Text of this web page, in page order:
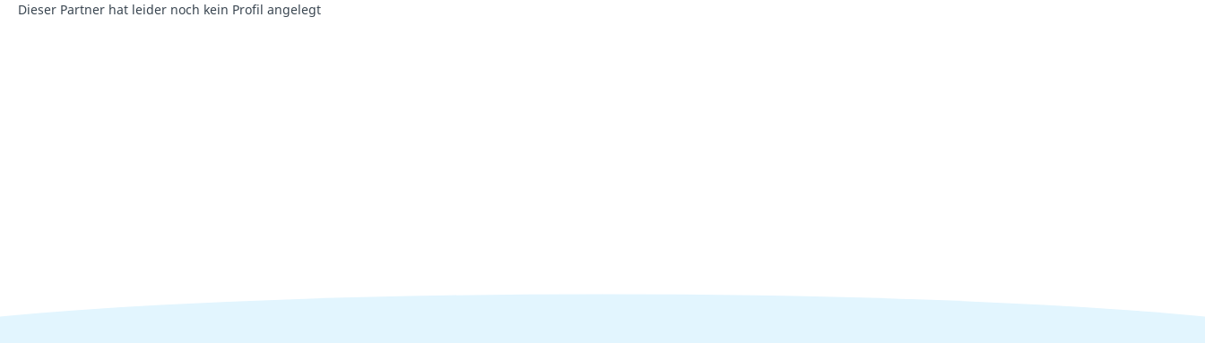
Dieser Partner hat leider noch kein Profil angelegt